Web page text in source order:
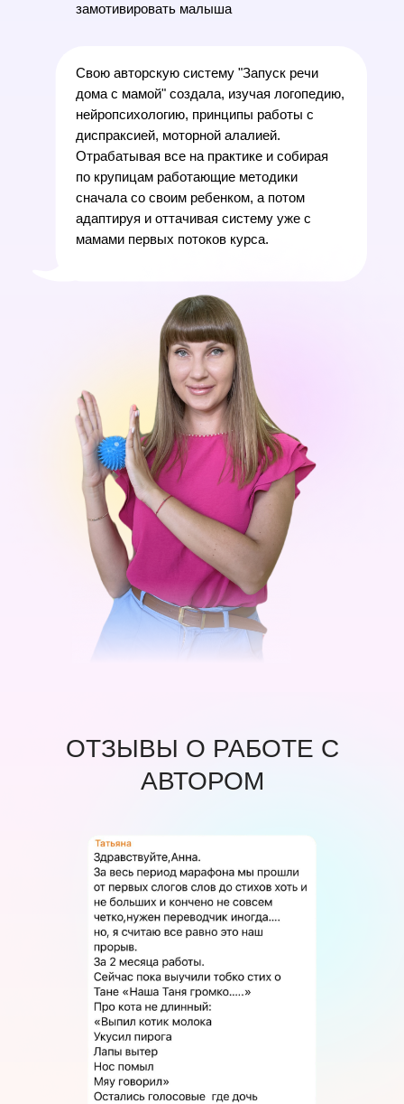
Свою авторскую систему "Запуск речи
дома с мамой" создала, изучая логопедию,
нейропсихологию, принципы работы с
диспраксией, моторной алалией.
Отрабатывая все на практике и собирая
по крупицам работающие методики
сначала со своим ребенком, а потом
адаптируя и оттачивая систему уже с
мамами первых потоков курса.
замотивировать малыша
ОТЗЫВЫ О РАБОТЕ С
АВТОРОМ